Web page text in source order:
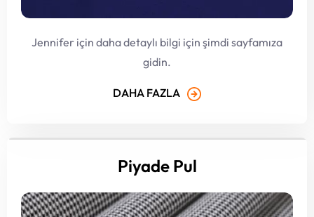
Jennifer için daha detaylı bilgi için şimdi sayfamıza
gidin.
DAHA FAZLA
Piyade Pul